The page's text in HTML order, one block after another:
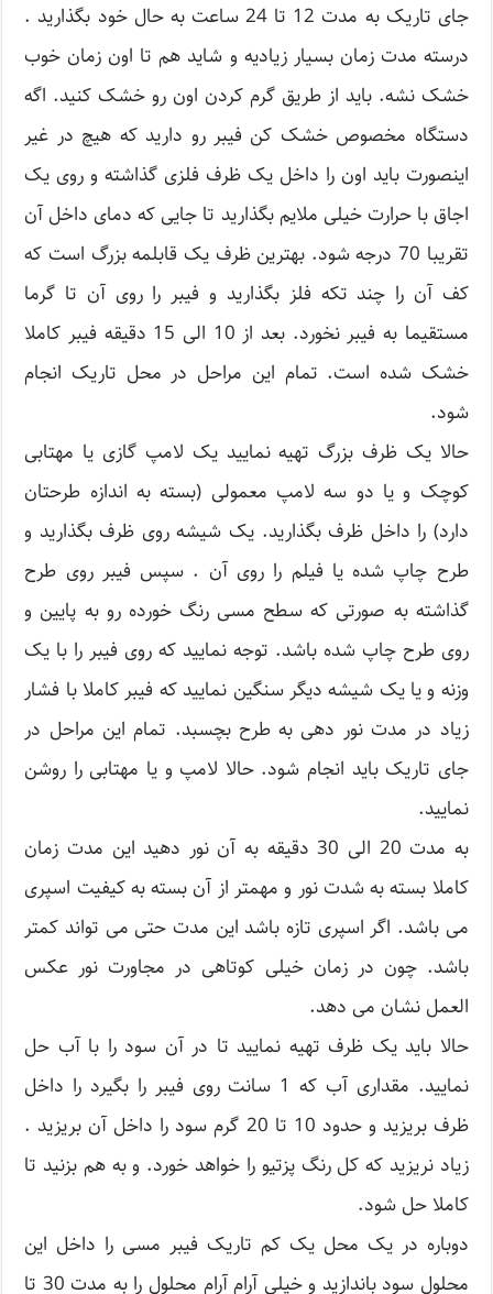
جای تاریک به مدت 12 تا 24 ساعت به حال خود بگذارید .
درسته مدت زمان بسیار زیادیه و شاید هم تا اون زمان خوب
خشک نشه. باید از طریق گرم کردن اون رو خشک کنید. اگه
دستگاه مخصوص خشک کن فیبر رو دارید که هیچ در غیر
اینصورت باید اون را داخل یک ظرف فلزی گذاشته و روی یک
اجاق با حرارت خیلی ملایم بگذارید تا جایی که دمای داخل آن
تقریبا 70 درجه شود. بهترین ظرف یک قابلمه بزرگ است که
کف آن را چند تکه فلز بگذارید و فیبر را روی آن تا گرما
مستقیما به فیبر نخورد. بعد از 10 الی 15 دقیقه فیبر کاملا
خشک شده است. تمام این مراحل در محل تاریک انجام
شود.
حالا یک ظرف بزرگ تهیه نمایید یک لامپ گازی یا مهتابی
کوچک و یا دو سه لامپ معمولی (بسته به اندازه طرحتان
دارد) را داخل ظرف بگذارید. یک شیشه روی ظرف بگذارید و
طرح چاپ شده یا فیلم را روی آن . سپس فیبر روی طرح
گذاشته به صورتی که سطح مسی رنگ خورده رو به پایین و
روی طرح چاپ شده باشد. توجه نمایید که روی فیبر را با یک
وزنه و یا یک شیشه دیگر سنگین نمایید که فیبر کاملا با فشار
زیاد در مدت نور دهی به طرح بچسبد. تمام این مراحل در
جای تاریک باید انجام شود. حالا لامپ و یا مهتابی را روشن
نمایید.
به مدت 20 الی 30 دقیقه به آن نور دهید این مدت زمان
کاملا بسته به شدت نور و مهمتر از آن بسته به کیفیت اسپری
می باشد. اگر اسپری تازه باشد این مدت حتی می تواند کمتر
باشد. چون در زمان خیلی کوتاهی در مجاورت نور عکس
العمل نشان می دهد.
حالا باید یک ظرف تهیه نمایید تا در آن سود را با آب حل
نمایید. مقداری آب که 1 سانت روی فیبر را بگیرد را داخل
ظرف بریزید و حدود 10 تا 20 گرم سود را داخل آن بریزید .
زیاد نریزید که کل رنگ پزتیو را خواهد خورد. و به هم بزنید تا
کاملا حل شود.
دوباره در یک محل یک کم تاریک فیبر مسی را داخل این
محلول سود باندازید و خیلی آرام آرام محلول را به مدت 30 تا